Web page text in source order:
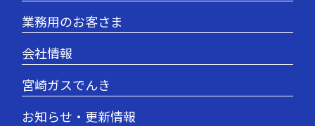
業務用のお客さま
会社情報
宮崎ガスでんき
お知らせ・更新情報